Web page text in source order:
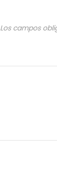
Los campos